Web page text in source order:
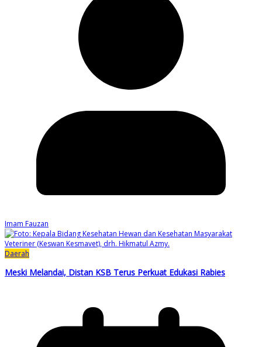
Imam Fauzan
Daerah
Meski Melandai, Distan KSB Terus Perkuat Edukasi Rabies